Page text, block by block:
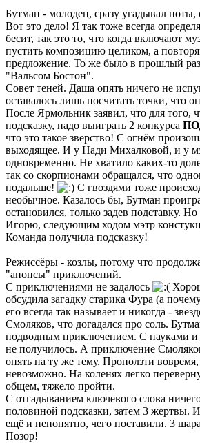
Бутман - молодец, сразу угадывал ноты,
Вот это дело! Я так тоже всегда
бесит, так это то, что когда включают
пустить композицию целиком, а
предложение. То же было в прошлый
"Вальсом Бостон".
Совет теней. Даша опять ничего не
оставалось лишь посчитать точки, что
После Ярмольник заявил, что для того,
подсказку, надо выиграть 2 конкурса
что это такое зверство! С огнём
выходящее. И у Нади Михалковой, и у
одновременно. Не хватило каких-то
так со скорпионами обращался, что
подальше!
С гвоздями тоже
необычное. Казалось бы, Бутман
остановился, только задев подставку.
Игорю, следующим ходом мэтр
Команда получила подсказку!
Режиссёры - козлы, потому что
"анонсы" приключений.
С приключениями не задалось
обсудила загадку старика Фура (а
его всегда так называет и никогда -
Смоляков, что догадался про соль.
подводным приключением. С пауками
не получилось. А приключение
опять на ту же тему. Проползти
невозможно. На коленях легко
общем, тяжело пройти.
С отгадыванием ключевого слова
половиной подсказки, затем 3 жертвы.
ещё и непонятно, чего поставили. 3
Позор!